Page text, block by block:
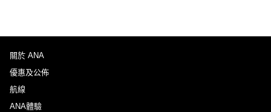
關於 ANA
優惠及公佈
航線
ANA體驗